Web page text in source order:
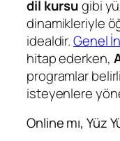
dil kursugibi
dinamikleriyle
idealdir.Genel
hitap ederken,
programlar
isteyenlere
Online mı, Yüz